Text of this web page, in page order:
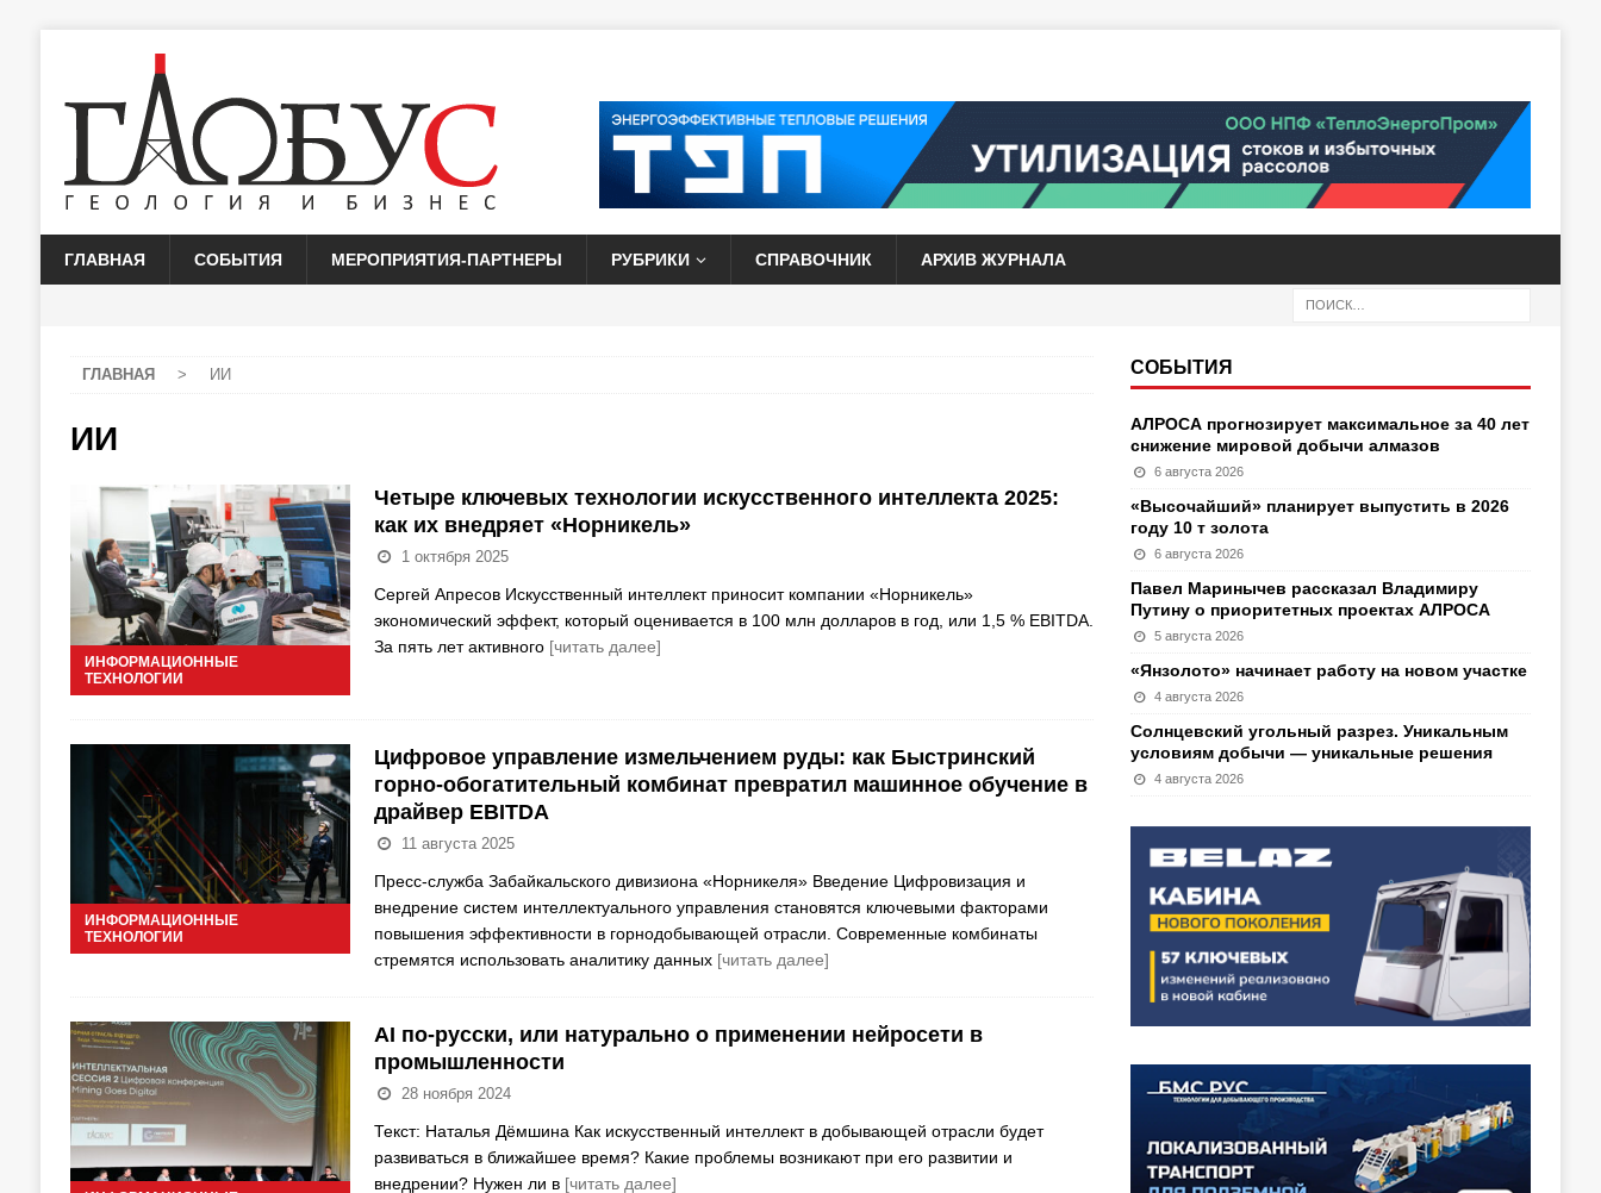
ГЛАВНАЯ СОБЫТИЯ МЕРОПРИЯТИЯ-ПАРТНЕРЫ РУБРИКИ СПРАВОЧНИК АРХИВ ЖУРНАЛА
ГЛАВНАЯ > ИИ
ИИ
ИНФОРМАЦИОННЫЕ
ТЕХНОЛОГИИ
Четыре ключевых технологии искусственного интеллекта 2025:
как их внедряет «Норникель»
1 октября 2025
Сергей Апресов Искусственный интеллект приносит компании «Норникель»
экономический эффект, который оценивается в 100 млн долларов в год, или 1,5 % EBITDA.
За пять лет активного [читать далее]
ИНФОРМАЦИОННЫЕ
ТЕХНОЛОГИИ
Цифровое управление измельчением руды: как Быстринский
горно-обогатительный комбинат превратил машинное обучение в
драйвер EBITDA
11 августа 2025
Пресс-служба Забайкальского дивизиона «Норникеля» Введение Цифровизация и
внедрение систем интеллектуального управления становятся ключевыми факторами
повышения эффективности в горнодобывающей отрасли. Современные комбинаты
стремятся использовать аналитику данных [читать далее]
AI по-русски, или натурально о применении нейросети в
промышленности
28 ноября 2024
Текст: Наталья Дёмшина Как искусственный интеллект в добывающей отрасли будет
развиваться в ближайшее время? Какие проблемы возникают при его развитии и
внедрении? Нужен ли в [читать далее]
СОБЫТИЯ
АЛРОСА прогнозирует максимальное за 40 лет
снижение мировой добычи алмазов
6 августа 2026
«Высочайший» планирует выпустить в 2026
году 10 т золота
6 августа 2026
Павел Маринычев рассказал Владимиру
Путину о приоритетных проектах АЛРОСА
5 августа 2026
«Янзолото» начинает работу на новом участке
4 августа 2026
Солнцевский угольный разрез. Уникальным
условиям добычи — уникальные решения
4 августа 2026